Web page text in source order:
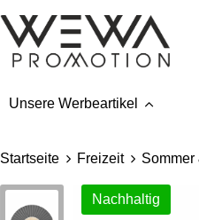
Unsere Werbeartikel
Startseite Freizeit Sommer
Nachhaltig